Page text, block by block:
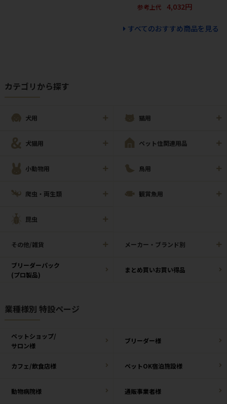
参考上代
4,032円
すべてのおすすめ商品を見る
カテゴリから探す
犬用 猫用
犬猫用 ペット住関連用品
小動物用 鳥用
爬虫・両生類 観賞魚用
昆虫
その他/雑貨 メーカー・ブランド別
ブリーダーパック
(プロ製品)
まとめ買いお買い得品
業種様別 特設ページ
ペットショップ/
サロン様
ブリーダー様
カフェ/飲食店様 ペットOK宿泊施設様
動物病院様 通販事業者様